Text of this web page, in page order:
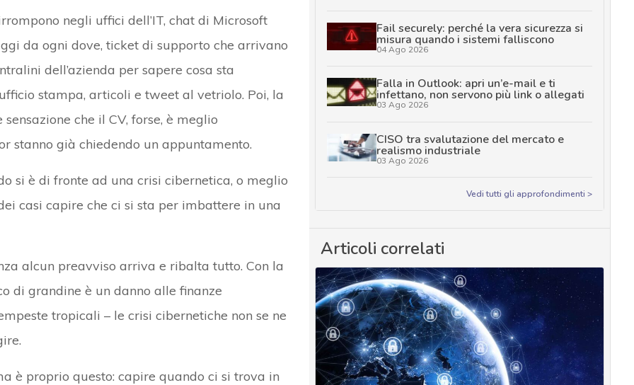
negli uffici dell’IT, chat di Microsoft
da ogni dove, ticket di supporto che arrivano
dell’azienda per sapere cosa sta
stampa, articoli e tweet al vetriolo. Poi, la
che il CV, forse, è meglio
stanno già chiedendo un appuntamento.
si è di fronte ad una crisi cibernetica, o meglio
casi capire che ci si sta per imbattere in una
alcun preavviso arriva e ribalta tutto. Con la
di grandine è un danno alle finanze
tropicali – le crisi cibernetiche non se ne
è proprio questo: capire quando ci si trova in
Fail securely: perché la vera sicurezza si
misura quando i sistemi falliscono
04 Ago 2026
Falla in Outlook: apri un’e-mail e ti
infettano, non servono più link o allegati
03 Ago 2026
CISO tra svalutazione del mercato e
realismo industriale
03 Ago 2026
Vedi tutti gli approfondimenti >
Articoli correlati